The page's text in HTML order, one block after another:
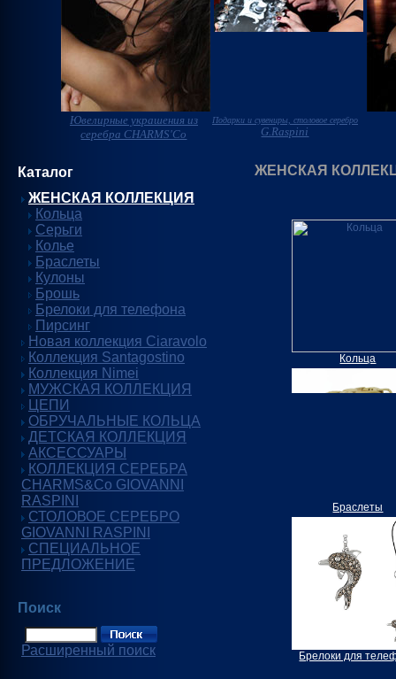
Ювелирные украшения из
серебра CHARMS'Co
Подарки и сувениры, столовое серебро
G.Raspini
Каталог
ЖЕНСКАЯ КОЛЛЕКЦИЯ
Кольца
Серьги
Колье
Браслеты
Кулоны
Брошь
Брелоки для телефона
Пирсинг
Новая коллекция Ciaravolo
Коллекция Santagostino
Коллекция Nimei
МУЖСКАЯ КОЛЛЕКЦИЯ
ЦЕПИ
ОБРУЧАЛЬНЫЕ КОЛЬЦА
ДЕТСКАЯ КОЛЛЕКЦИЯ
АКСЕССУАРЫ
КОЛЛЕКЦИЯ СЕРЕБРА
CHARMS&Co GIOVANNI
RASPINI
СТОЛОВОЕ СЕРЕБРО
GIOVANNI RASPINI
СПЕЦИАЛЬНОЕ
ПРЕДЛОЖЕНИЕ
Поиск
Расширенный поиск
ЖЕНСКАЯ
Кольца
Браслеты
Брелоки для